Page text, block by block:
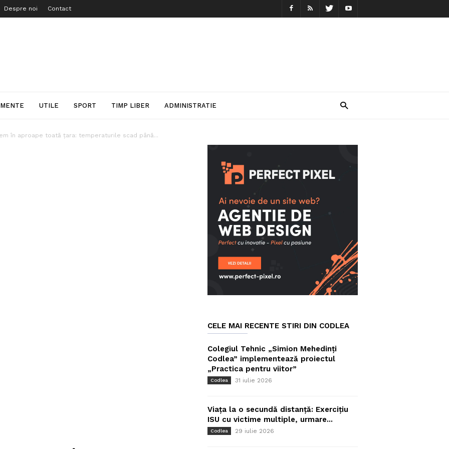
Despre noi Contact
UTILE SPORT TIMP LIBER ADMINISTRATIE
în aproape toată țara: temperaturile scad până...
CELE MAI RECENTE STIRI DIN CODLEA
Colegiul Tehnic „Simion Mehedinți
Codlea” implementează proiectul
„Practica pentru viitor”
Codlea 31 iulie 2026
Viața la o secundă distanță: Exercițiu
ISU cu victime multiple, urmare...
Codlea 29 iulie 2026